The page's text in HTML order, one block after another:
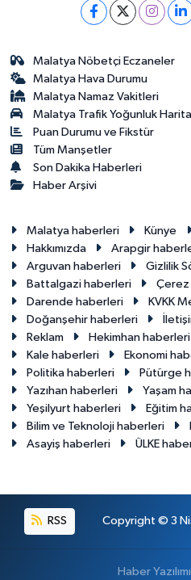
Malatya Nöbetçi Eczaneler
Malatya Hava Durumu
Malatya Namaz Vakitleri
Malatya Trafik Yoğunluk
Puan Durumu ve Fikstür
Tüm Manşetler
Son Dakika Haberleri
Haber Arşivi
Malatya haberleri Künye
Hakkımızda
Arapgir
Arguvan haberleri
Gizlilik
Battalgazi haberleri
Çerez
Darende haberleri
KVKK
Doğanşehir haberleri
Reklam
Hekimhan haberleri
Kale haberleri
Ekonomi
Politika haberleri
Pütürge
Yazıhan haberleri
Yaşam
Yeşilyurt haberleri
Eğitim
Bilim ve Teknoloji haberleri
Asayiş haberleri
ÜLKE
RSS Copyright © 3
Haber